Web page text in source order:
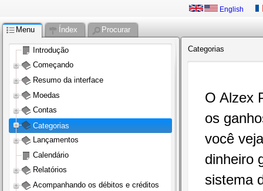
English
Menu Índex Procurar
Introdução
Começando
Resumo da interface
Moedas
Contas
Categorias
Lançamentos
Calendário
Relatórios
Acompanhando os débitos e créditos
Categorias
O Alzex
os
você
dinheiro
sistema